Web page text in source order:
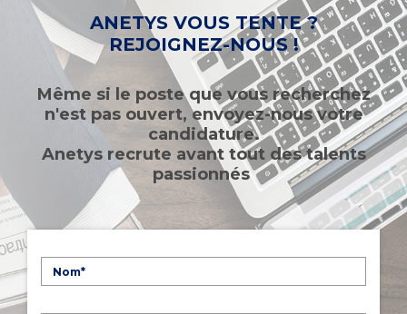
d’autres mots-clés ou à sélectionner un « métier ».
ANETYS VOUS TENTE ?
REJOIGNEZ-NOUS !
Même si le poste que vous recherchez
n'est pas ouvert, envoyez-nous votre
candidature.
Anetys recrute avant tout des talents
passionnés